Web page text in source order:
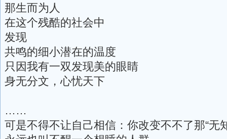
那生而为人
在这个残酷的社会中
发现
共鸣的细小潜在的温度
只因我有一双发现美的眼睛
身无分文，心忧天下
……
可是不得不让自己相信：你改变不不了那“无